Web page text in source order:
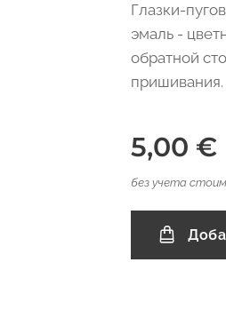
Глазки-
эмаль -
обратной
пришивания.
5,00 €
без учета